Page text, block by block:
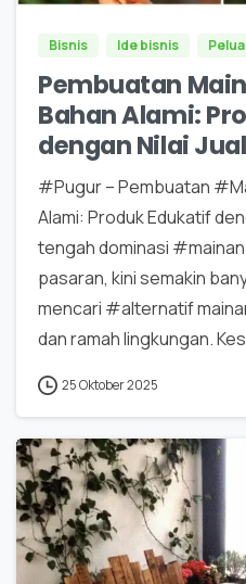
Bisnis Ide bisnis
Pembuatan
Bahan Alami:
dengan Nilai
#Pugur – Pembuatan
Alami: Produk Edukatif
tengah dominasi
pasaran, kini semakin
mencari #alternatif
dan ramah lingkungan.
25 Oktober 2025